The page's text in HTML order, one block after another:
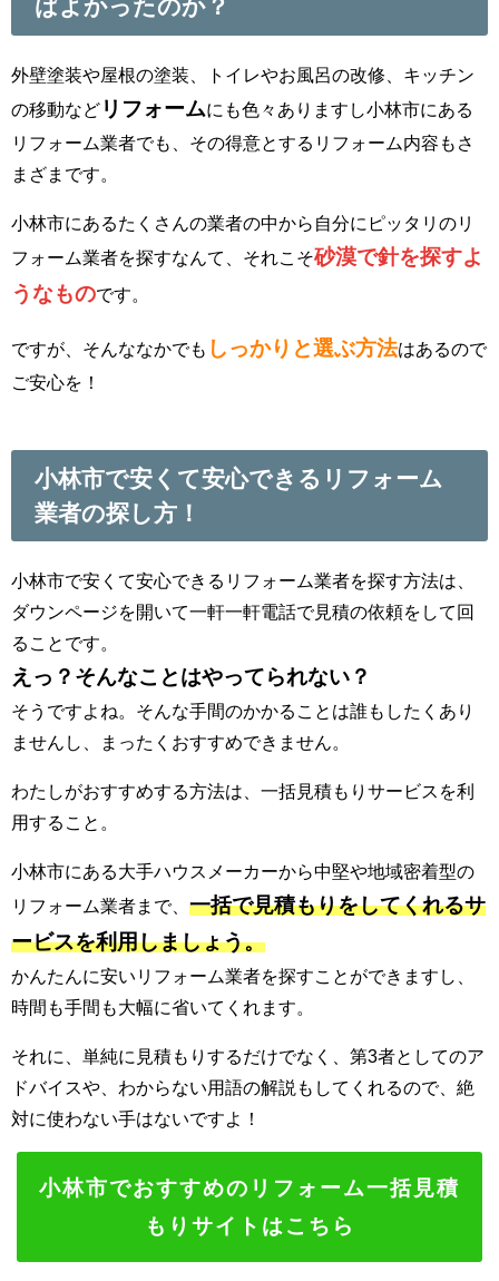
ばよかったのか？
外壁塗装や屋根の塗装、トイレやお風呂の改修、キッチン
の移動など リフォームにも色々ありますし小林市にある
リフォーム業者でも、その得意とするリフォーム内容もさ
まざまです。
小林市にあるたくさんの業者の中から自分にピッタリのリ
フォーム業者を探すなんて、それこそ砂漠で針を探すよ
うなものです。
ですが、そんななかでも しっかりと選ぶ方法はあるので
ご安心を！
小林市で安くて安心できるリフォーム
業者の探し方！
小林市で安くて安心できるリフォーム業者を探す方法は、
ダウンページを開いて一軒一軒電話で見積の依頼をして回
ることです。
えっ？そんなことはやってられない？
そうですよね。そんな手間のかかることは誰もしたくあり
ませんし、まったくおすすめできません。
わたしがおすすめする方法は、一括見積もりサービスを利
用すること。
小林市にある大手ハウスメーカーから中堅や地域密着型の
リフォーム業者まで、 一括で見積もりをしてくれるサ
ービスを利用しましょう。
かんたんに安いリフォーム業者を探すことができますし、
時間も手間も大幅に省いてくれます。
それに、単純に見積もりするだけでなく、第3者としてのア
ドバイスや、わからない用語の解説もしてくれるので、絶
対に使わない手はないですよ！
小林市でおすすめのリフォーム一括見積
もりサイトはこちら